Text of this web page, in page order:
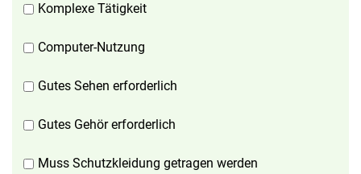
Komplexe Tätigkeit
Computer-Nutzung
Gutes Sehen erforderlich
Gutes Gehör erforderlich
Muss Schutzkleidung getragen werden